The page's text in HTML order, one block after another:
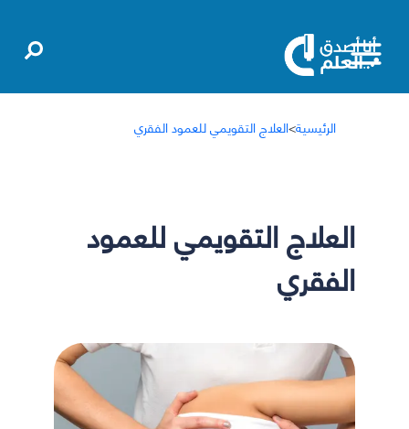
الرئيسية>العلاج التقويمي للعمود الفقري
العلاج التقويمي للعمود
الفقري